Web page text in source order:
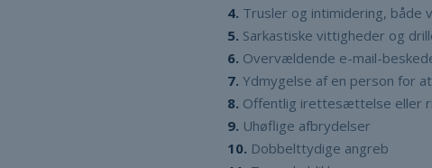
4. Trusler og intimidering, både
5. Sarkastiske vittigheder og
6. Overvældende e-mail-
7. Ydmygelse af en person for
8. Offentlig irettesættelse eller
9. Uhøflige afbrydelser
10. Dobbelttydige angreb